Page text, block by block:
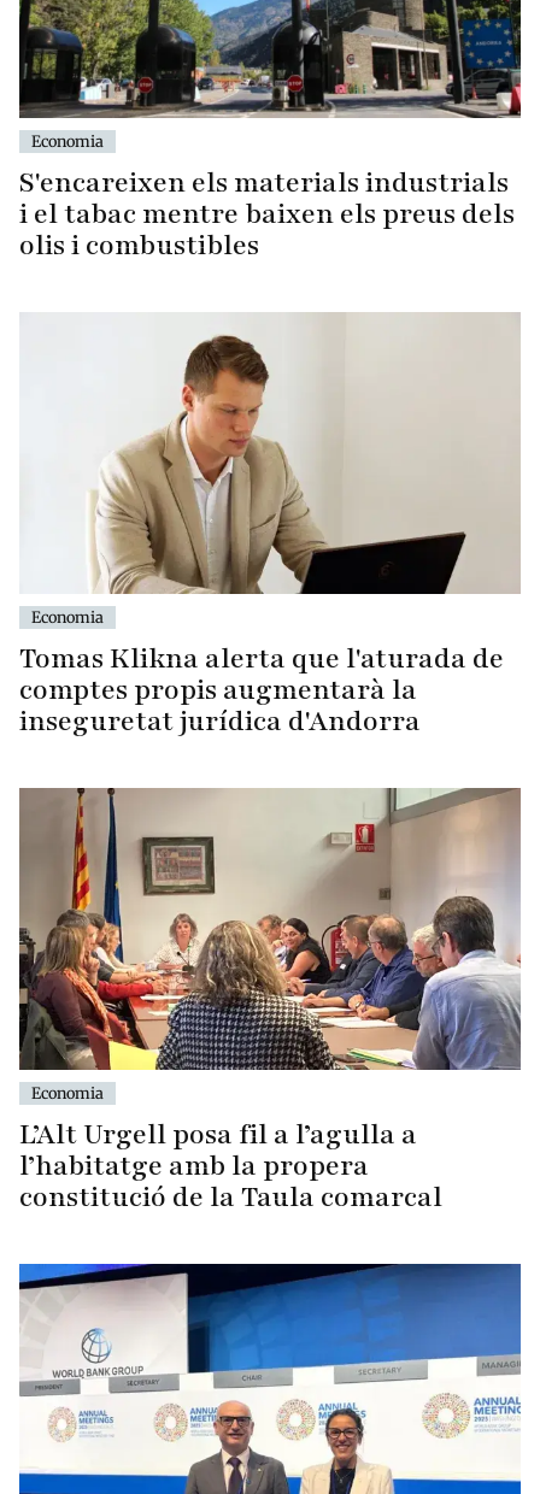
Economia
S'encareixen els materials industrials
i el tabac mentre baixen els preus dels
olis i combustibles
Economia
Tomas Klikna alerta que l'aturada de
comptes propis augmentarà la
inseguretat jurídica d'Andorra
Economia
L’Alt Urgell posa fil a l’agulla a
l’habitatge amb la propera
constitució de la Taula comarcal